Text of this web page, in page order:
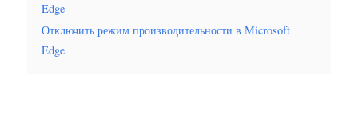
Edge
Отключить режим производительности в Microsoft
Edge